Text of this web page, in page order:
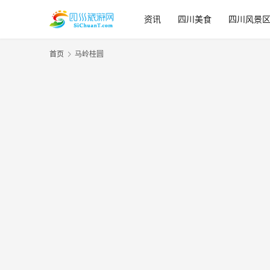
资讯 四川美食 四川风景区
首页 马岭桂圆